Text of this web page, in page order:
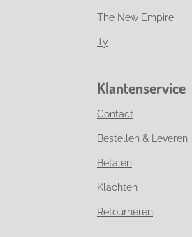
The New Empire
Ty
Klantenservice
Contact
Bestellen & Leveren
Betalen
Klachten
Retourneren